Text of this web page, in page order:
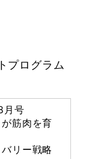
プログラム
月号
が筋肉を育
リー戦略